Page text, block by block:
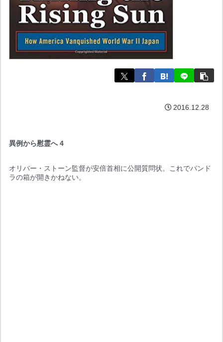
2016.12.28
異例から慰霊へ 4
オリバー・ストーン監督が安倍首相に公開質問状。これでパンド
ラの箱が開きかねない。